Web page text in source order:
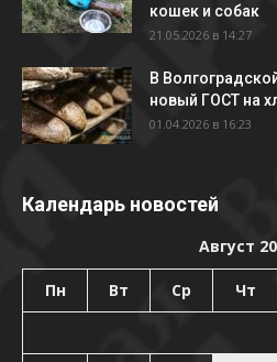
кошек и собак
21.05.2026 в 14:27
В
новый ГОСТ на
01.04.2026 в 16:23
Календарь новостей
Август
Пн Вт Ср Чт